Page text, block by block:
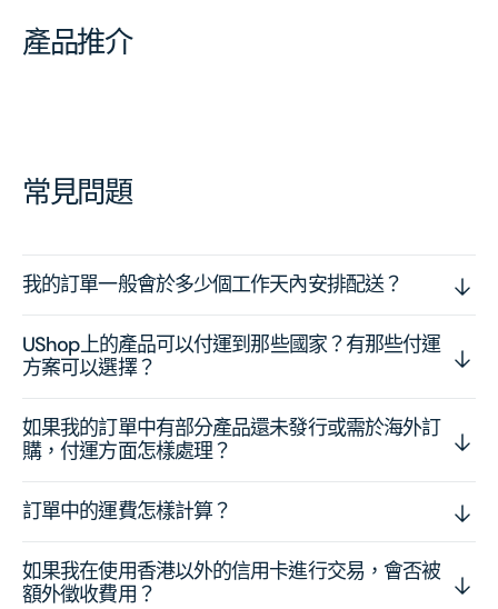
產品推介
常見問題
我的訂單一般會於多少個工作天內安排配送？
UShop上的產品可以付運到那些國家？有那些付運
方案可以選擇？
如果我的訂單中有部分產品還未發行或需於海外訂
購，付運方面怎樣處理？
訂單中的運費怎樣計算？
如果我在使用香港以外的信用卡進行交易，會否被
額外徵收費用？